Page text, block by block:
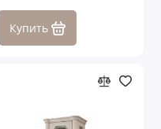
Купить